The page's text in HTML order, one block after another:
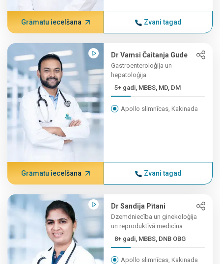
Grāmatu iecelšana Zvani tagad
Dr Vamsi Čaitanja Gude
Gastroenteroloģija un
hepatoloģija
5+ gadi, MBBS, MD, DM
Apollo slimnīcas, Kakinada
Grāmatu iecelšana Zvani tagad
Dr Sandija Pītani
Dzemdniecība un ginekoloģija
un reproduktīvā medicīna
8+ gadi, MBBS, DNB OBG
Apollo slimnīcas, Kakinada